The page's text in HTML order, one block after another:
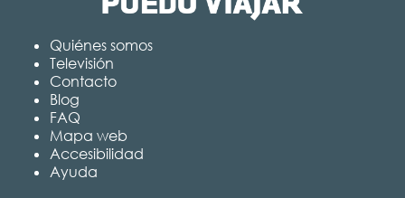
Quiénes somos
Televisión
Contacto
Blog
FAQ
Mapa web
Accesibilidad
Ayuda